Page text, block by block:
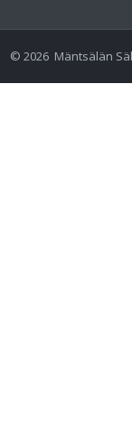
©2026 Mäntsälän